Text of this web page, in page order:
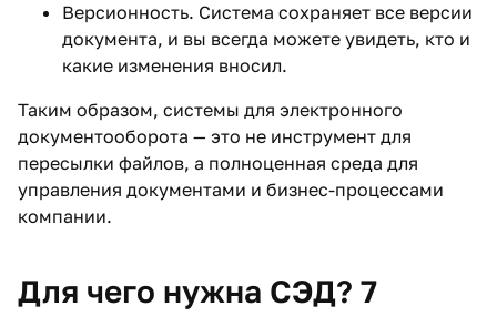
Версионность. Система сохраняет все версии
документа, и вы всегда можете увидеть, кто и
какие изменения вносил.
Таким образом, системы для электронного
документооборота — это не инструмент для
пересылки файлов, а полноценная среда для
управления документами и бизнес-процессами
компании.
Для чего нужна СЭД? 7